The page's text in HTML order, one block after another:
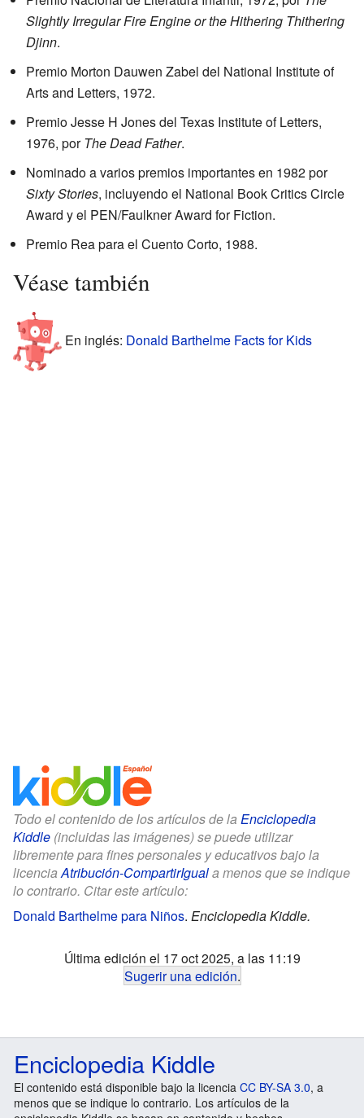
Slightly Irregular Fire Engine or the Hithering Thithering
Djinn.
Premio Morton Dauwen Zabel del National Institute of
Arts and Letters, 1972.
Premio Jesse H Jones del Texas Institute of Letters,
1976, porThe Dead Father.
Nominado a varios premios importantes en 1982 por
Sixty Stories, incluyendo el National Book Critics Circle
Award y el PEN/Faulkner Award for Fiction.
Premio Rea para el Cuento Corto, 1988.
Véase también
En inglés: Donald Barthelme Facts for Kids
Todo el contenido de los artículos de la Enciclopedia
Kiddle (incluidas las imágenes) se puede utilizar
libremente para fines personales y educativos bajo la
licenciaAtribución-CompartirIguala menos que se indique
lo contrario. Citar este artículo:
Donald Barthelme para Niños. Enciclopedia Kiddle.
Última edición el 17 oct 2025, a las 11:19
Sugerir una edición.
Enciclopedia Kiddle
El contenido está disponible bajo la licencia CC BY-SA 3.0, a
menos que se indique lo contrario. Los artículos de la